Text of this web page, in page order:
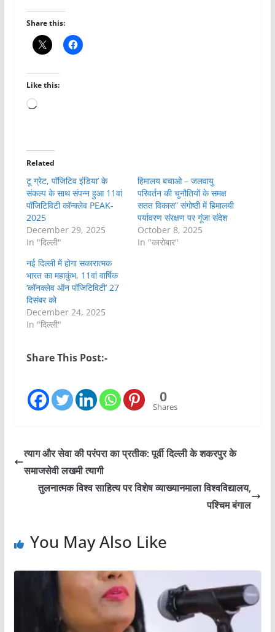
Share this:
Like this:
Loading…
Related
टू ग्रेट, पॉजिटिव इंडिया’ के
संकल्प के साथ संपन्न हुआ 11वां
पॉजिटिविटी कॉन्क्लेव PEAK-
2025
December 29, 2025
In "दिल्ली"
हिमालय बचाओ – जलवायु
परिवर्तन की चुनौतियों के समक्ष
सतत विकास” संगोष्ठी में हिमालयी
पर्यावरण संरक्षण पर गूंजा संदेश
October 8, 2025
In "कारोबार"
नई दिल्ली में होगा सकारात्मक
भारत का महाकुंभ, 11वां वार्षिक
‘कॉनक्लेव ऑन पॉजिटिविटी’ 27
दिसंबर को
December 24, 2025
In "दिल्ली"
Share This Post:-
0
Shares
त्याग और सेवा की परंपरा का प्रतीक: पूर्वी दिल्ली के शकरपुर के
समाजसेवी लखमी त्यागी
तुलनात्मक विश्व साहित्य पर विशेष व्याख्यानमाला विश्वविद्यालय,
पश्चिम बंगाल
You May Also Like